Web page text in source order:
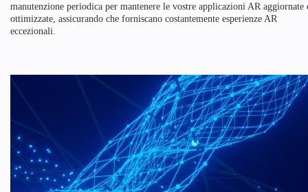
manutenzione periodica per mantenere le vostre applicazioni AR aggiornate
ottimizzate, assicurando che forniscano costantemente esperienze AR
eccezionali.